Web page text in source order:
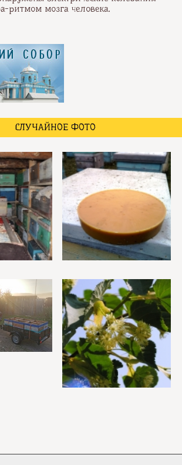
ритмом мозга человека.
СЛУЧАЙНОЕ ФОТО